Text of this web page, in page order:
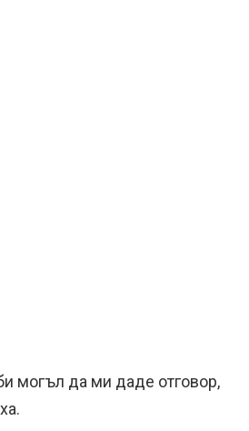
могъл да ми даде отговор,